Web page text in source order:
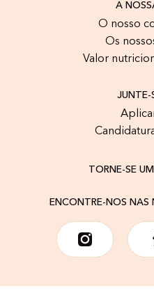
A
O nosso
Os
Valor
JUNTE-
TORNE-SE
ENCONTRE-NOS NAS